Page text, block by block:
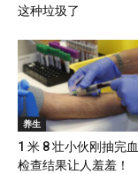
这种垃圾了
养生
1 米 8 壮小伙刚抽完
检查结果让人羞羞！